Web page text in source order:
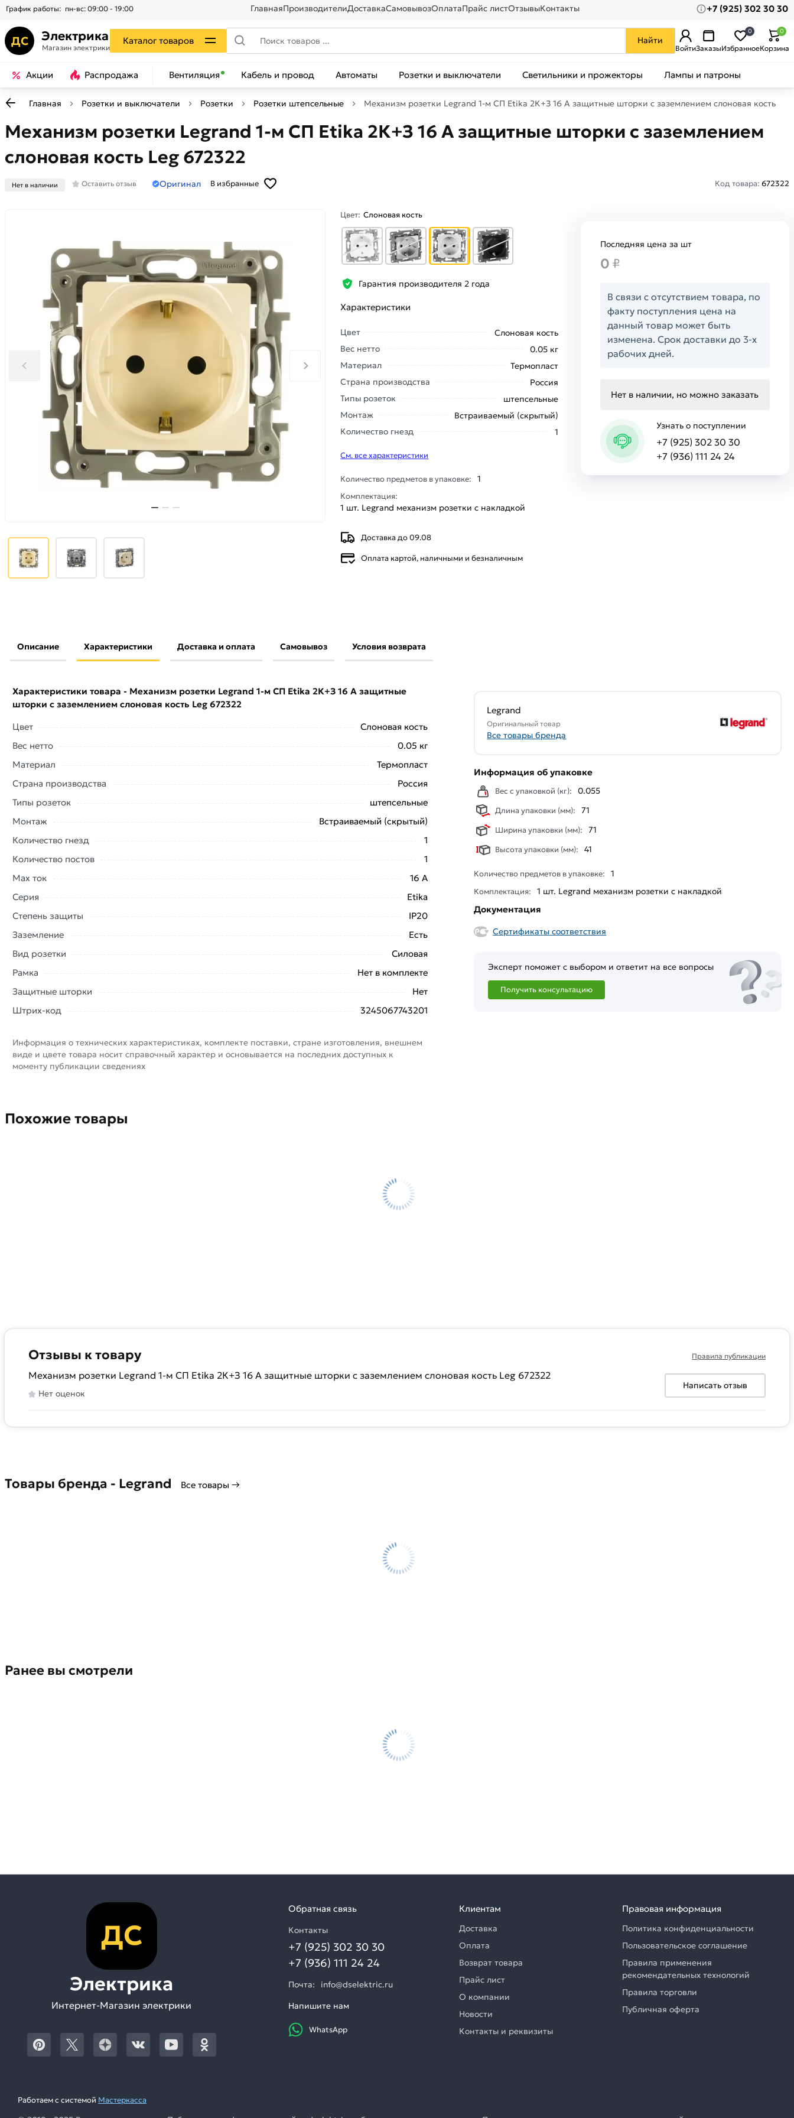
График работы: пн-вс: 09:00 - 19:00 ГлавнаяПроизводителиДоставкаСамовывозОплатаПрайс листОтзывыКонтакты +7 (925) 302 30 30
ДС Электрика
Магазин электрики
Каталог товаров Найти
ВойтиЗаказыИзбранное
0
Корзина
0
Акции Распродажа Вентиляция Кабель и провод Автоматы Розетки и выключатели Светильники и прожекторы Лампы и патроны
Главная Розетки и выключатели Розетки Розетки штепсельные Механизм розетки Legrand 1-м СП Etika 2К+З 16 А защитные шторки с заземлением слоновая кость Leg
Механизм розетки Legrand 1-м СП Etika 2К+З 16 А защитные шторки с заземлением
слоновая кость Leg 672322
Нет в наличии Оставить отзыв Оригинал В избранные Код товара: 672322
Цвет: Слоновая кость
Гарантия производителя 2 года
Характеристики
Цвет
Слоновая кость
Вес нетто
0.05 кг
Материал
Термопласт
Страна производства
Россия
Типы розеток
штепсельные
Монтаж
Встраиваемый (скрытый)
Количество гнезд
1
См. все характеристики
Количество предметов в упаковке: 1
Комплектация:
1 шт. Legrand механизм розетки с накладкой
Доставка до 09.08
Оплата картой, наличными и безналичным
Последняя цена за шт
0 ₽
В связи с отсутствием товара, по
факту поступления цена на
данный товар может быть
изменена. Срок доставки до 3-х
рабочих дней.
Нет в наличии, но можно заказать
Узнать о поступлении
+7 (925) 302 30 30
+7 (936) 111 24 24
Описание Характеристики Доставка и оплата Самовывоз Условия возврата
Наши профессиональные менеджеры обработают заказ и свяжутся с Вами для согласования условий
описанием, характеристиками и отзывами.
купленного товарa в течение 7 дней (наличие чека обязательно).
Характеристики товара - Механизм розетки Legrand 1-м СП Etika 2К+З 16 А защитные
шторки с заземлением слоновая кость Leg 672322
Цвет
Слоновая кость
Вес нетто
0.05 кг
Материал
Термопласт
Страна производства
Россия
Типы розеток
штепсельные
Монтаж
Встраиваемый (скрытый)
Количество гнезд
1
Количество постов
1
Max ток
16 А
Серия
Etika
Степень защиты
IP20
Заземление
Есть
Вид розетки
Силовая
Рамка
Нет в комплекте
Защитные шторки
Нет
Штрих-код
3245067743201
Информация о технических характеристиках, комплекте поставки, стране изготовления, внешнем
виде и цвете товара носит справочный характер и основывается на последних доступных к
моменту публикации сведениях
Legrand
Оригинальный товар
Все товары бренда
Информация об упаковке
Вес с упаковкой (кг): 0.055
Длина упаковки (мм): 71
Ширина упаковки (мм): 71
Высота упаковки (мм): 41
Количество предметов в упаковке: 1
Комплектация: 1 шт. Legrand механизм розетки с накладкой
Документация
Сертификаты соответствия
Эксперт поможет с выбором и ответит на все вопросы
Получить консультацию
Похожие товары
Отзывы к товару
Механизм розетки Legrand 1-м СП Etika 2К+З 16 А защитные шторки с заземлением слоновая кость Leg 672322
Нет оценок
Правила публикации
Написать отзыв
Товары бренда - Legrand Все товары →
Ранее вы смотрели
ДС
Электрика
Интернет-Магазин электрики
Обратная связь
Контакты
+7 (925) 302 30 30
+7 (936) 111 24 24
Почта:
info@dselektric.ru
Напишите нам
WhatsApp
Клиентам
Доставка
Оплата
Возврат товара
Прайс лист
О компании
Новости
Контакты и реквизиты
Правовая информация
Политика конфиденциальности
Пользовательское соглашение
Правила применения
рекомендательных технологий
Правила торговли
Публичная оферта
Работаем с системой Мастеркасса